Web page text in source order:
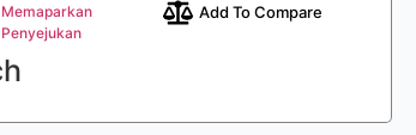
Memaparkan
Penyejukan
Add To Compare